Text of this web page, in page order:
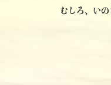
むしろ、いの